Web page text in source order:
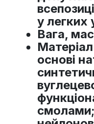
у легких
Вага,
Матеріал
основі